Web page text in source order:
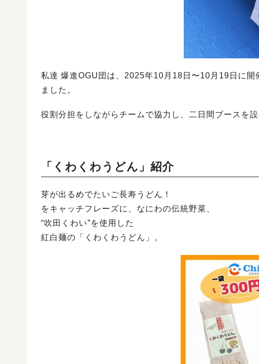
私達 爆進OGU団は、2025年10月18日〜10月19日に
ました。
役割分担をしながらチームで協力し、二日間ブースを設
「くわくわうどん」紹介
芽が出るめでたいご長寿うどん！
をキャッチフレーズに、なにわの伝統野菜、
“吹田くわい”を使用した
紅白麺の「くわくわうどん」。